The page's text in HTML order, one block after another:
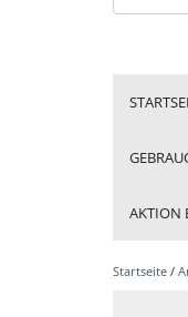
AKTION
Startseite /